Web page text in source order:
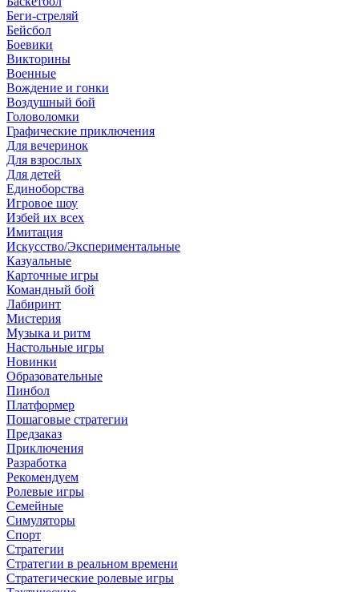
Беги-стреляй
Бейсбол
Боевики
Викторины
Военные
Вождение и гонки
Воздушный бой
Головоломки
Графические приключения
Для вечеринок
Для взрослых
Для детей
Единоборства
Игровое шоу
Избей их всех
Имитация
Искусство/Экспериментальные
Казуальные
Карточные игры
Командный бой
Лабиринт
Мистерия
Музыка и ритм
Настольные игры
Новинки
Образовательные
Пинбол
Платформер
Пошаговые стратегии
Предзаказ
Приключения
Разработка
Рекомендуем
Ролевые игры
Семейные
Симуляторы
Спорт
Стратегии
Стратегии в реальном времени
Стратегические ролевые игры